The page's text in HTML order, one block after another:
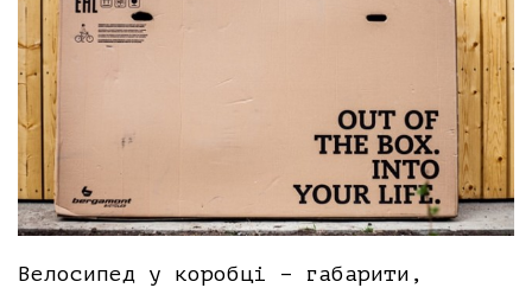
Велосипед у коробці – габарити,